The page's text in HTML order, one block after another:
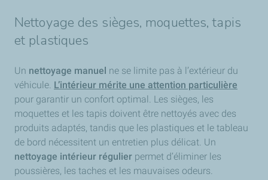
Nettoyage des sièges, moquettes, tapis
et plastiques
Un nettoyage manuel ne se limite pas à l’extérieur du
véhicule. L’intérieur mérite une attention particulière
pour garantir un confort optimal. Les sièges, les
moquettes et les tapis doivent être nettoyés avec des
produits adaptés, tandis que les plastiques et le tableau
de bord nécessitent un entretien plus délicat. Un
nettoyage intérieur régulier permet d’éliminer les
poussières, les taches et les mauvaises odeurs.